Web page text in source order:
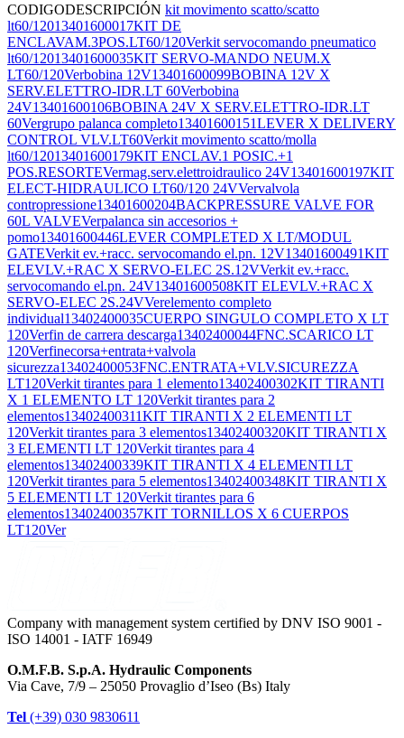
CODIGODESCRIPCIÓN kit movimento scatto/scatto
lt60/12013401600017KIT DE
ENCLAVAM.3POS.LT60/120Verkit servocomando pneumatico
lt60/12013401600035KIT SERVO-MANDO NEUM.X
LT60/120Verbobina 12V13401600099BOBINA 12V X
SERV.ELETTRO-IDR.LT 60Verbobina
24V13401600106BOBINA 24V X SERV.ELETTRO-IDR.LT
60Vergrupo palanca completo13401600151LEVER X DELIVERY
CONTROL VLV.LT60Verkit movimento scatto/molla
lt60/12013401600179KIT ENCLAV.1 POSIC.+1
POS.RESORTEVermag.serv.elettroidraulico 24V13401600197KIT
ELECT-HIDRAULICO LT60/120 24VVervalvola
contropressione13401600204BACKPRESSURE VALVE FOR
60L VALVEVerpalanca sin accesorios +
pomo13401600446LEVER COMPLETED X LT/MODUL
GATEVerkit ev.+racc. servocomando el.pn. 12V13401600491KIT
ELEVLV.+RAC X SERVO-ELEC 2S.12VVerkit ev.+racc.
servocomando el.pn. 24V13401600508KIT ELEVLV.+RAC X
SERVO-ELEC 2S.24VVerelemento completo
individual13402400035CUERPO SINGULO COMPLETO X LT
120Verfin de carrera descarga13402400044FNC.SCARICO LT
120Verfinecorsa+entrata+valvola
sicurezza13402400053FNC.ENTRATA+VLV.SICUREZZA
LT120Verkit tirantes para 1 elemento13402400302KIT TIRANTI
X 1 ELEMENTO LT 120Verkit tirantes para 2
elementos13402400311KIT TIRANTI X 2 ELEMENTI LT
120Verkit tirantes para 3 elementos13402400320KIT TIRANTI X
3 ELEMENTI LT 120Verkit tirantes para 4
elementos13402400339KIT TIRANTI X 4 ELEMENTI LT
120Verkit tirantes para 5 elementos13402400348KIT TIRANTI X
5 ELEMENTI LT 120Verkit tirantes para 6
elementos13402400357KIT TORNILLOS X 6 CUERPOS
LT120Ver
Company with management system certified by DNV ISO 9001 -
ISO 14001 - IATF 16949
O.M.F.B. S.p.A. Hydraulic Components
Via Cave, 7/9 – 25050 Provaglio d’Iseo (Bs) Italy
Tel (+39) 030 9830611